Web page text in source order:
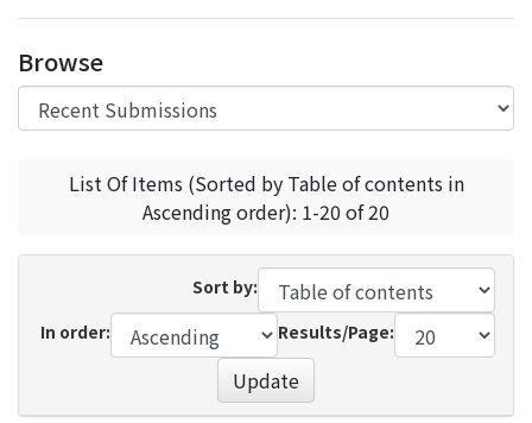
Browse
List Of Items (Sorted by Table of contents in
Ascending order): 1-20 of 20
Sort by:
In order:
Results/Page:
Update